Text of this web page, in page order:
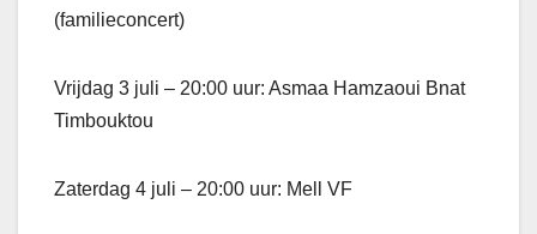
(familieconcert)
Vrijdag 3 juli – 20:00 uur: Asmaa Hamzaoui Bnat
Timbouktou
Zaterdag 4 juli – 20:00 uur: Mell VF